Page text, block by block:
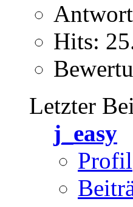
Hits:
Letzter
j_easy
Profil